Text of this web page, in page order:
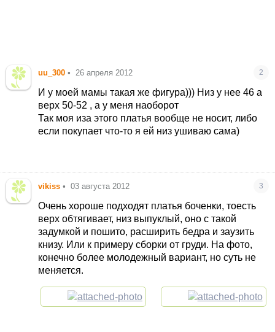
uu_300 • 26 апреля 2012 2
И у моей мамы такая же фигура))) Низ у нее 46 а
верх 50-52 , а у меня наоборот
Так моя иза этого платья вообще не носит, либо
если покупает что-то я ей низ ушиваю сама)
vikiss • 03 августа 2012 3
Очень хороше подходят платья боченки, тоесть
верх обтягивает, низ выпуклый, оно с такой
задумкой и пошито, расширить бедра и заузить
книзу. Или к примеру сборки от груди. На фото,
конечно более молодежный вариант, но суть не
меняется.